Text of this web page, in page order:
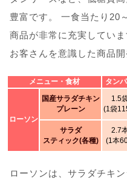
豊富です。 一食当たり20
商品が非常に充実してい
お客さんを意識した商品開
メニュー・食材 タン
ローソン
国産サラダチキン
プレーン
1.5
(1袋
サラダ
スティック(各種)
2.7
(1本
ローソンは、サラダチキ